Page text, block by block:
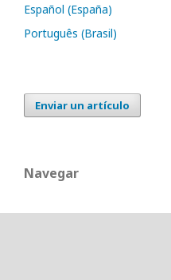
Español (España)
Português (Brasil)
Enviar un artículo
Navegar